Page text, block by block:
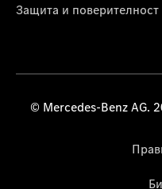
Защита и поверителност
© Mercedes-Benz AG.